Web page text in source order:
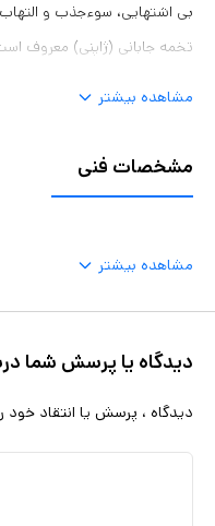
بی اشتهایی، سوءجذب و
تخمه جابانی (ژاپنی) معروف
توان آن را به صورت بوداده
مشاهده بیشتر
مشخصات فنی
مشاهده بیشتر
دیدگاه یا پرسش شما
دیدگاه ، پرسش یا انتقاد خود